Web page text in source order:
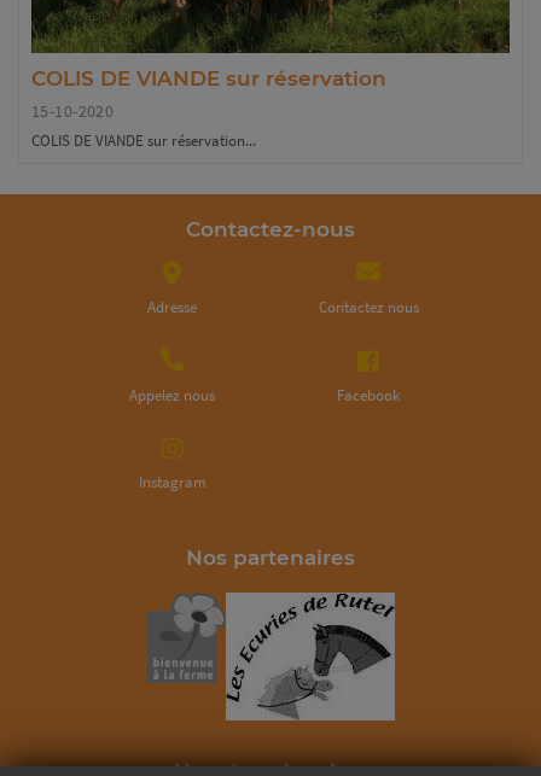
COLIS DE VIANDE sur réservation
15-10-2020
COLIS DE VIANDE sur réservation...
Contactez-nous
Adresse Contactez nous
Appelez nous Facebook
Instagram
Nos partenaires